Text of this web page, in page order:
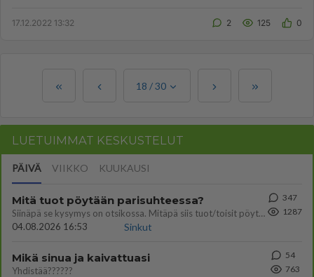
17.12.2022 13:32 2 125 0
18 /30
LUETUIMMAT KESKUSTELUT
PÄIVÄ VIIKKO KUUKAUSI
Mitä tuot pöytään parisuhteessa?
Siinäpä se kysymys on otsikossa. Mitäpä siis tuot/toisit pöytään parisuhteessa? Oletko mies vai nainen? Koetko sen mitä
04.08.2026 16:53
Sinkut
347
1287
Mikä sinua ja kaivattuasi
Yhdistää??????
54
763